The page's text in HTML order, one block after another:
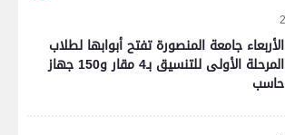
الأربعاء جامعة المنصورة تفتح أبوابها لطلاب
المرحلة الأولى للتنسيق بـ4 مقار و150 جهاز
حاسب